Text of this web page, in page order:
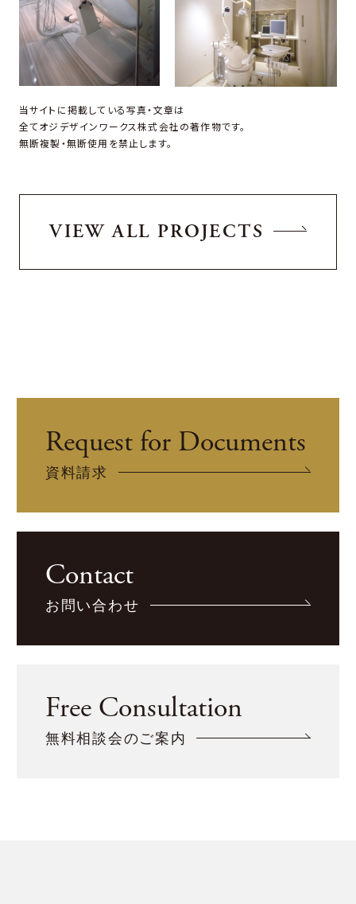
当サイトに掲載している写真・文章は
全てオジデザインワークス株式会社の著作物です。
無断複製・無断使用を禁止します。
VIEW ALL PROJECTS
Request for Documents
資料請求
Contact
お問い合わせ
Free Consultation
無料相談会のご案内